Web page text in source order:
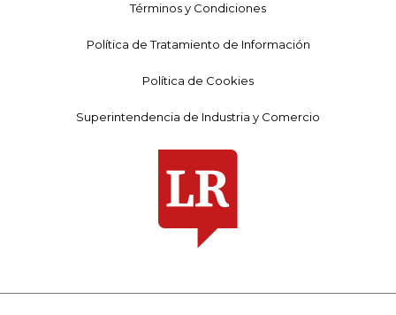
Términos y Condiciones
Política de Tratamiento de Información
Política de Cookies
Superintendencia de Industria y Comercio